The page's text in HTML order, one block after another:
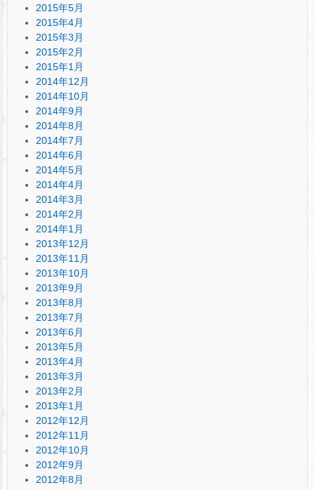
2015年5月
2015年4月
2015年3月
2015年2月
2015年1月
2014年12月
2014年10月
2014年9月
2014年8月
2014年7月
2014年6月
2014年5月
2014年4月
2014年3月
2014年2月
2014年1月
2013年12月
2013年11月
2013年10月
2013年9月
2013年8月
2013年7月
2013年6月
2013年5月
2013年4月
2013年3月
2013年2月
2013年1月
2012年12月
2012年11月
2012年10月
2012年9月
2012年8月